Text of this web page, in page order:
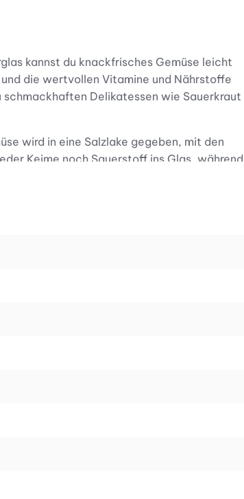
kannst du knackfrisches Gemüse leicht
die wertvollen Vitamine und Nährstoffe
Delikatessen wie Sauerkraut
wird in eine Salzlake gegeben, mit den
Keime noch Sauerstoff ins Glas, während
nie wieder entsorgen. Stattdessen